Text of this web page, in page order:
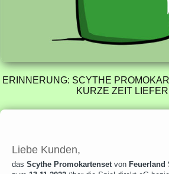
ERINNERUNG: SCYTHE
KURZE ZEIT
Liebe Kunden,
das Scythe Promokartensetvon Feuerland